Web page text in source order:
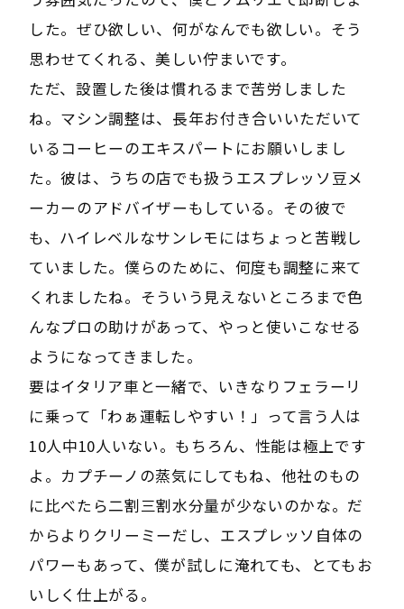
した。ぜひ欲しい、何がなんでも欲しい。そう
思わせてくれる、美しい佇まいです。
ただ、設置した後は慣れるまで苦労しました
ね。マシン調整は、長年お付き合いいただいて
いるコーヒーのエキスパートにお願いしまし
た。彼は、うちの店でも扱うエスプレッソ豆メ
ーカーのアドバイザーもしている。その彼で
も、ハイレベルなサンレモにはちょっと苦戦し
ていました。僕らのために、何度も調整に来て
くれましたね。そういう見えないところまで色
んなプロの助けがあって、やっと使いこなせる
ようになってきました。
要はイタリア車と一緒で、いきなりフェラーリ
に乗って「わぁ運転しやすい！」って言う人は
10人中10人いない。もちろん、性能は極上です
よ。カプチーノの蒸気にしてもね、他社のもの
に比べたら二割三割水分量が少ないのかな。だ
からよりクリーミーだし、エスプレッソ自体の
パワーもあって、僕が試しに淹れても、とてもお
いしく仕上がる。